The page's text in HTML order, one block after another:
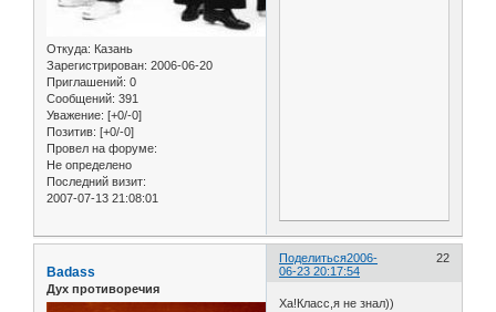
Откуда: Казань
Зарегистрирован: 2006-06-20
Приглашений: 0
Сообщений: 391
Уважение: [+0/-0]
Позитив: [+0/-0]
Провел на форуме:
Не определено
Последний визит:
2007-07-13 21:08:01
Поделиться 22
2006-
06-23 20:17:54
Badass
Дух противоречия
Ха!Класс,я не знал))